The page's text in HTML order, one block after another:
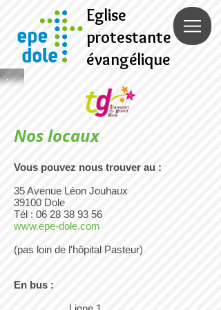
Eglise
protestante
évangélique
Nos locaux
Vous pouvez nous trouver au :
35 Avenue Léon Jouhaux
39100 Dole
Tél : 06 28 38 93 56
www.epe-dole.com
(pas loin de l'hôpital Pasteur)
En bus :